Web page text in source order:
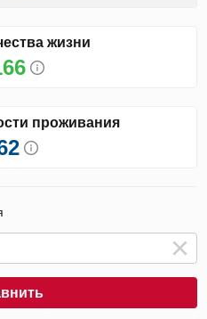
жизни
проживания